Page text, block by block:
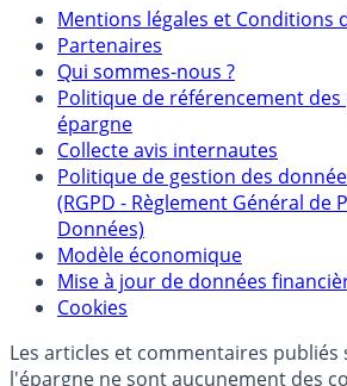
Mentions
Mentions légales et Conditions
Partenaires
Qui sommes-nous ?
Politique de référencement des
épargne
Collecte avis internautes
Politique de gestion des
(RGPD - Règlement Général de
Données)
Modèle économique
Cookies